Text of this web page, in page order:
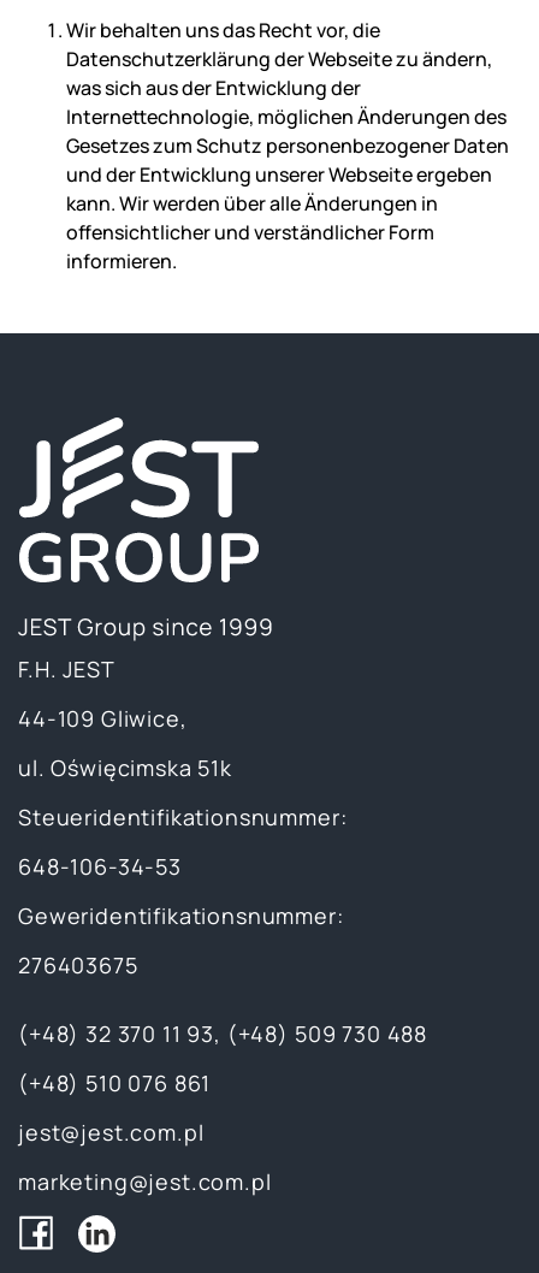
Wir behalten uns das Recht vor, die
Datenschutzerklärung der Webseite zu ändern,
was sich aus der Entwicklung der
Internettechnologie, möglichen Änderungen des
Gesetzes zum Schutz personenbezogener Daten
und der Entwicklung unserer Webseite ergeben
kann. Wir werden über alle Änderungen in
offensichtlicher und verständlicher Form
informieren.
F.H. JEST
44-109 Gliwice,
ul. Oświęcimska 51k
Steueridentifikationsnummer:
648-106-34-53
Geweridentifikationsnummer:
276403675
(+48) 32 370 11 93, (+48) 509 730 488
(+48) 510 076 861
jest@jest.com.pl
marketing@jest.com.pl